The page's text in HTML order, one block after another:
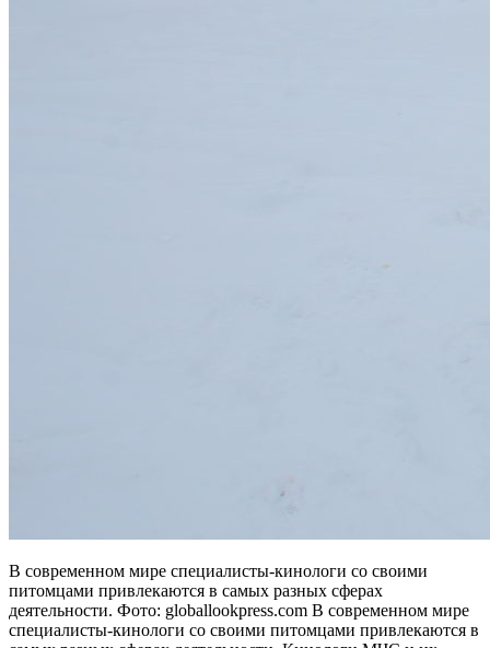
В современном мире специалисты-кинологи со своими
питомцами привлекаются в самых разных сферах
деятельности. Фото: globallookpress.com В современном мире
специалисты-кинологи со своими питомцами привлекаются в